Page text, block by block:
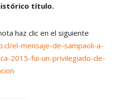
título.
haz clic en el siguiente
el-mensaje-de-sampaoli-a-
2015-fui-un-privilegiado-de-